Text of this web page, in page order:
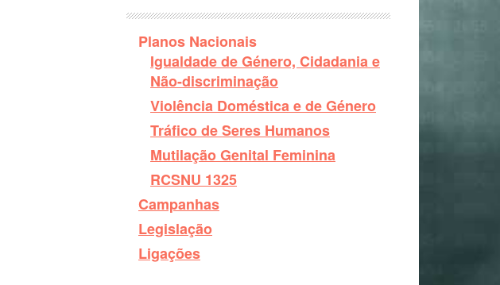
Planos Nacionais
Igualdade de Género, Cidadania e
Não-discriminação
Violência Doméstica e de Género
Tráfico de Seres Humanos
Mutilação Genital Feminina
RCSNU 1325
Campanhas
Legislação
Ligações